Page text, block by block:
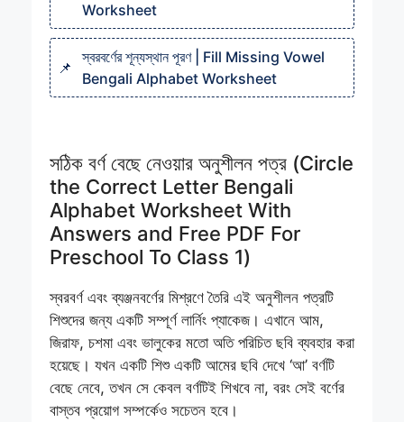
Worksheet
স্বরবর্ণের শূন্যস্থান পূরণ | Fill Missing Vowel
Bengali Alphabet Worksheet
সঠিক বর্ণ বেছে নেওয়ার অনুশীলন পত্র (Circle
the Correct Letter Bengali
Alphabet Worksheet With
Answers and Free PDF For
Preschool To Class 1)
স্বরবর্ণ এবং ব্যঞ্জনবর্ণের মিশ্রণে তৈরি এই অনুশীলন পত্রটি
শিশুদের জন্য একটি সম্পূর্ণ লার্নিং প্যাকেজ। এখানে আম,
জিরাফ, চশমা এবং ভালুকের মতো অতি পরিচিত ছবি ব্যবহার করা
হয়েছে। যখন একটি শিশু একটি আমের ছবি দেখে ‘আ’ বর্ণটি
বেছে নেবে, তখন সে কেবল বর্ণটিই শিখবে না, বরং সেই বর্ণের
বাস্তব প্রয়োগ সম্পর্কেও সচেতন হবে।